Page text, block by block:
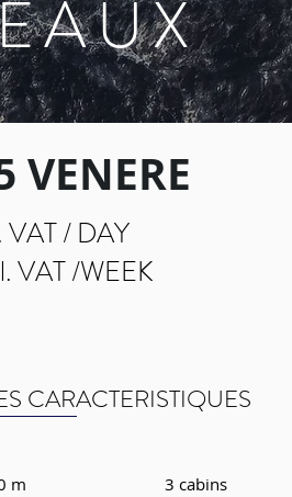
VENERE
/ DAY
VAT /WEEK
CARACTERISTIQUES
m 3 cabins